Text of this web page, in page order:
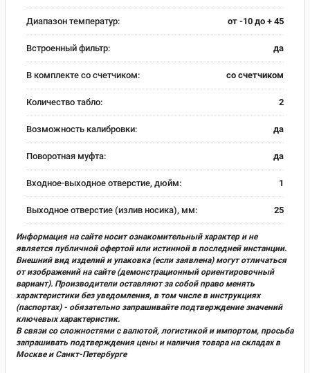
Диапазон температур: от -10 до + 45
Встроенный фильтр: да
В комплекте со счетчиком: со счетчиком
Количество табло: 2
Возможность калибровки: да
Поворотная муфта: да
Входное-выходное отверстие, дюйм: 1
Выходное отверстие (излив носика), мм: 25
Информация на сайте носит ознакомительный характер и не
является публичной офертой или истинной в последней инстанции.
Внешний вид изделий и упаковка (если заявлена) могут отличаться
от изображений на сайте (демонстрационный ориентировочный
вариант). Производители оставляют за собой право менять
характеристики без уведомления, в том числе в инструкциях
(паспортах) - обязательно запрашивайте подтверждение значений
ключевых характеристик.
В связи со сложностями с валютой, логистикой и импортом, просьба
запрашивать подтверждения цены и наличия товара на складах в
Москве и Санкт-Петербурге